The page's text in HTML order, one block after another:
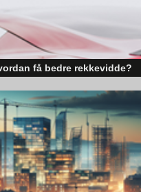
få bedre rekkevidde?